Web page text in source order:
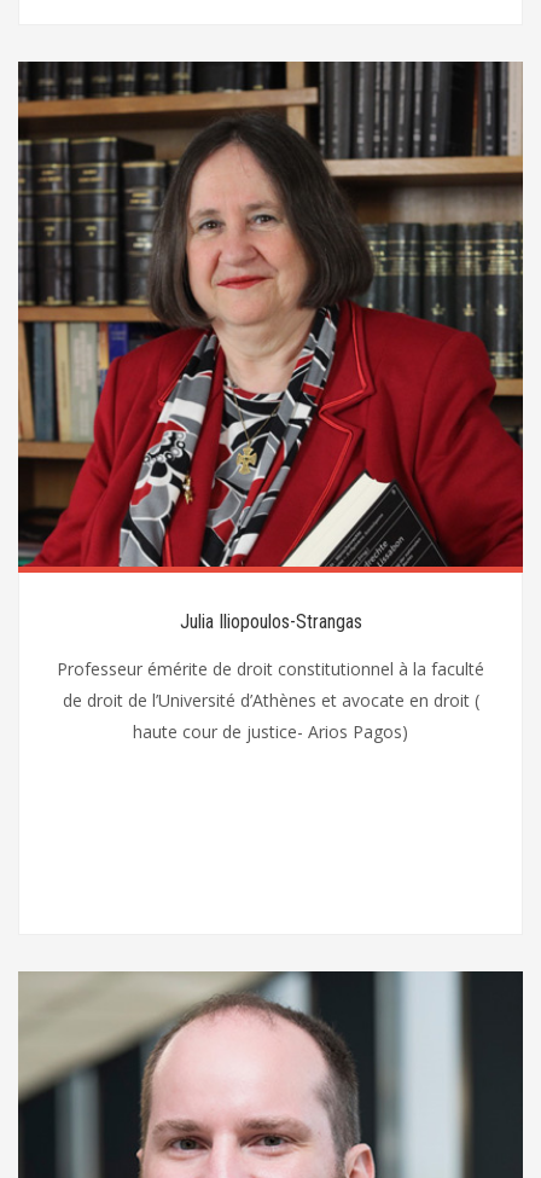
Julia Iliopoulos-Strangas
Professeur émérite de droit constitutionnel à la faculté
de droit de l’Université d’Athènes et avocate en droit (
haute cour de justice- Arios Pagos)